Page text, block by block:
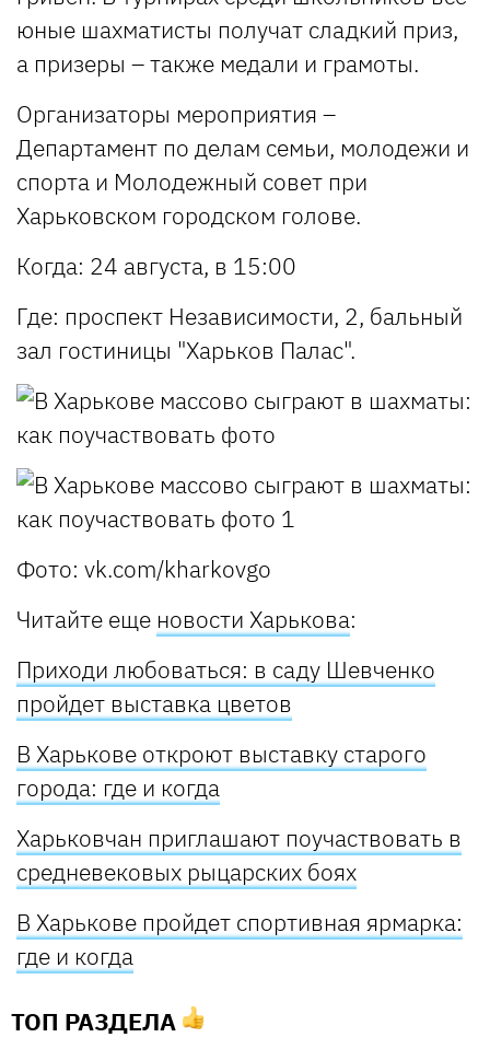
юные шахматисты получат сладкий приз,
а призеры – также медали и грамоты.
Организаторы мероприятия –
Департамент по делам семьи, молодежи и
спорта и Молодежный совет при
Харьковском городском голове.
Когда: 24 августа, в 15:00
Где: проспект Независимости, 2, бальный
зал гостиницы "Харьков Палас".
Фото: vk.com/kharkovgo
Читайте еще новости Харькова:
Приходи любоваться: в саду Шевченко
пройдет выставка цветов
В Харькове откроют выставку старого
города: где и когда
Харьковчан приглашают поучаствовать в
средневековых рыцарских боях
В Харькове пройдет спортивная ярмарка:
где и когда
ТОП РАЗДЕЛА